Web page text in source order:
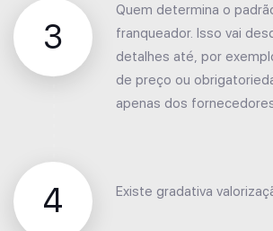
3
Quem determina o
franqueador. Isso vai
detalhes até, por
de preço ou
apenas dos
4 Existe gradativa